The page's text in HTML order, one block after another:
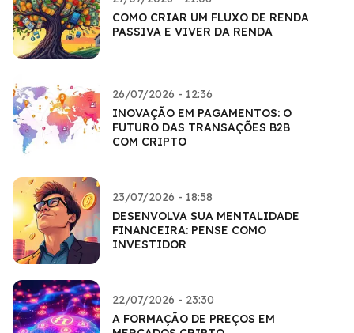
COMO CRIAR UM FLUXO DE RENDA
PASSIVA E VIVER DA RENDA
26/07/2026 - 12:36
INOVAÇÃO EM PAGAMENTOS: O
FUTURO DAS TRANSAÇÕES B2B
COM CRIPTO
23/07/2026 - 18:58
DESENVOLVA SUA MENTALIDADE
FINANCEIRA: PENSE COMO
INVESTIDOR
22/07/2026 - 23:30
A FORMAÇÃO DE PREÇOS EM